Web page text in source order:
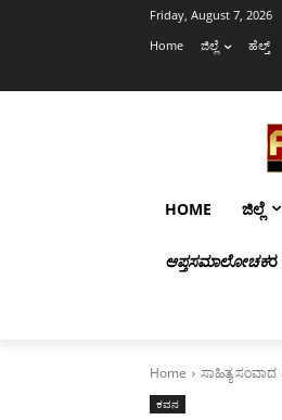
Friday, August 7, 2026
Home
ಜಿಲ್ಲೆ ಹೆಲ್ತ್
HOME ಜಿಲ್ಲೆ
ಆಪ್ತಸಮಾಲೋಚಕರ
Home ಸಾಹಿತ್ಯ ಸಂವಾದ
ಕವನ